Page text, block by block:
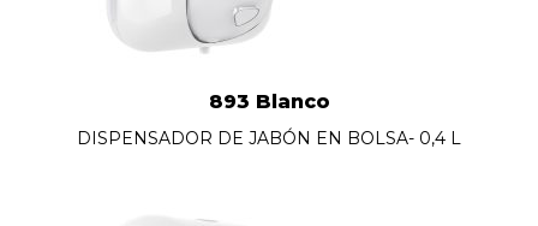
893 Blanco
DISPENSADOR DE JABÓN EN BOLSA- 0,4 L